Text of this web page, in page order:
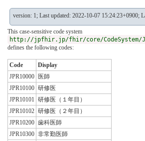
version: 1; Last updated: 2022-10-07 15:24:23+0900;
This case-sensitive code system
http://jpfhir.jp/fhir/core/CodeSystem/
defines the following codes:
Code
Display
JPR10000 医師
JPR10100 研修医
JPR10101
研修医（１年目）
JPR10102 研修医（２年目）
JPR10200 歯科医師
JPR10300 非常勤医師